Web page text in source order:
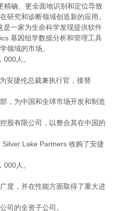
精确、更全面地识别和定位导致
研究和诊断领域创造新的应用。
一家为生命科学发现提供软件
基因组学数据分析和管理工具
领域的市场。
人。
安捷伦总裁兼执行官，接替
，为中国和全球市场开发和制造
股有限公司，以整合其在中国的
Lake Partners 收购了安捷
人。
度，并在性能方面取得了重大进
司的全资子公司。